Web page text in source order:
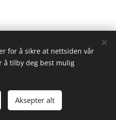
.
Alle rettigheter forbeholdt.
for å sikre at nettsiden vår
å tilby deg best mulig
Aksepter alt